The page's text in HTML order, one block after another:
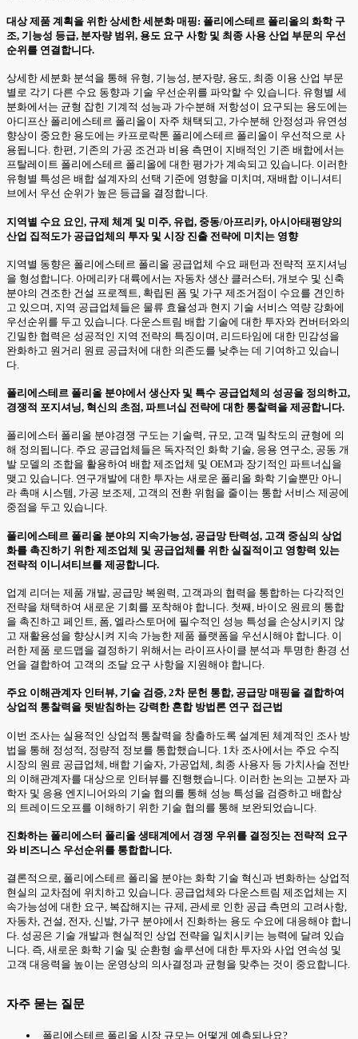
대상 제품 계획을 위한 상세한 세분화 매핑: 폴리에스테르 폴리올의 화학 구
조, 기능성 등급, 분자량 범위, 용도 요구 사항 및 최종 사용 산업 부문의 우선
순위를 연결합니다.
상세한 세분화 분석을 통해 유형, 기능성, 분자량, 용도, 최종 이용 산업 부문
별로 각기 다른 수요 동향과 기술 우선순위를 파악할 수 있습니다. 유형별 세
분화에서는 균형 잡힌 기계적 성능과 가수분해 저항성이 요구되는 용도에는
아디프산 폴리에스테르 폴리올이 자주 채택되고, 가수분해 안정성과 유연성
향상이 중요한 용도에는 카프로락톤 폴리에스테르 폴리올이 우선적으로 사
용됩니다. 한편, 기존의 가공 조건과 비용 측면이 지배적인 기존 배합에서는
프탈레이트 폴리에스테르 폴리올에 대한 평가가 계속되고 있습니다. 이러한
유형별 특성은 배합 설계자의 선택 기준에 영향을 미치며, 재배합 이니셔티
브에서 우선 순위가 높은 등급을 결정합니다.
지역별 수요 요인, 규제 체계 및 미주, 유럽, 중동/아프리카, 아시아태평양의
산업 집적도가 공급업체의 투자 및 시장 진출 전략에 미치는 영향
지역별 동향은 폴리에스테르 폴리올 공급업체 수요 패턴과 전략적 포지셔닝
을 형성합니다. 아메리카 대륙에서는 자동차 생산 클러스터, 개보수 및 신축
분야의 견조한 건설 프로젝트, 확립된 폼 및 가구 제조거점이 수요를 견인하
고 있으며, 지역 공급업체들은 물류 효율성과 현지 기술 서비스 역량 강화에
우선순위를 두고 있습니다. 다운스트림 배합 기술에 대한 투자와 컨버터와의
긴밀한 협력은 성공적인 지역 전략의 특징이며, 리드타임에 대한 민감성을
완화하고 원거리 원료 공급처에 대한 의존도를 낮추는 데 기여하고 있습니
다.
폴리에스테르 폴리올 분야에서 생산자 및 특수 공급업체의 성공을 정의하고,
경쟁적 포지셔닝, 혁신의 초점, 파트너십 전략에 대한 통찰력을 제공합니다.
폴리에스터 폴리올 분야경쟁 구도는 기술력, 규모, 고객 밀착도의 균형에 의
해 정의됩니다. 주요 공급업체들은 독자적인 화학 기술, 응용 연구소, 공동 개
발 모델의 조합을 활용하여 배합 제조업체 및 OEM과 장기적인 파트너십을
맺고 있습니다. 연구개발에 대한 투자는 새로운 폴리올 화학 기술뿐만 아니
라 촉매 시스템, 가공 보조제, 고객의 전환 위험을 줄이는 통합 서비스 제공에
중점을 두고 있습니다.
폴리에스테르 폴리올 분야의 지속가능성, 공급망 탄력성, 고객 중심의 상업
화를 촉진하기 위한 제조업체 및 공급업체를 위한 실질적이고 영향력 있는
전략적 이니셔티브를 제공합니다.
업계 리더는 제품 개발, 공급망 복원력, 고객과의 협력을 통합하는 다각적인
전략을 채택하여 새로운 기회를 포착해야 합니다. 첫째, 바이오 원료의 통합
을 촉진하고 페인트, 폼, 엘라스토머에 필수적인 성능 특성을 손상시키지 않
고 재활용성을 향상시켜 지속 가능한 제품 플랫폼을 우선시해야 합니다. 이
러한 제품 로드맵을 결정하기 위해서는 라이프사이클 분석과 투명한 환경 선
언을 결합하여 고객의 조달 요구 사항을 지원해야 합니다.
주요 이해관계자 인터뷰, 기술 검증, 2차 문헌 통합, 공급망 매핑을 결합하여
상업적 통찰력을 뒷받침하는 강력한 혼합 방법론 연구 접근법
이번 조사는 실용적인 상업적 통찰력을 창출하도록 설계된 체계적인 조사 방
법을 통해 정성적, 정량적 정보를 통합했습니다. 1차 조사에서는 주요 수직
시장의 원료 공급업체, 배합 기술자, 가공업체, 최종 사용자 등 가치사슬 전반
의 이해관계자를 대상으로 인터뷰를 진행했습니다. 이러한 논의는 고분자 과
학자 및 응용 엔지니어와의 기술 협의를 통해 성능 특성을 검증하고 배합상
의 트레이드오프를 이해하기 위한 기술 협의를 통해 보완되었습니다.
진화하는 폴리에스터 폴리올 생태계에서 경쟁 우위를 결정짓는 전략적 요구
와 비즈니스 우선순위를 통합합니다.
결론적으로, 폴리에스테르 폴리올 분야는 화학 기술 혁신과 변화하는 상업적
현실의 교차점에 위치하고 있습니다. 공급업체와 다운스트림 제조업체는 지
속가능성에 대한 요구, 복잡해지는 규제, 관세로 인한 공급 측면의 고려사항,
자동차, 건설, 전자, 신발, 가구 분야에서 진화하는 용도 수요에 대응해야 합니
다. 성공은 기술 개발과 현실적인 상업 전략을 일치시키는 능력에 달려 있습
니다. 즉, 새로운 화학 기술 및 순환형 솔루션에 대한 투자와 사업 연속성 및
고객 대응력을 높이는 운영상의 의사결정과 균형을 맞추는 것이 중요합니다.
자주 묻는 질문
폴리에스테르 폴리올 시장 규모는 어떻게 예측되나요?